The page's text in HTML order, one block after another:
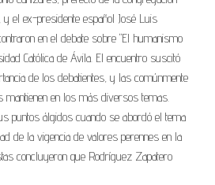
y el ex-presidente español José Luis
en el debate sobre "El humanismo
Católica de Ávila. El encuentro suscitó
de los debatientes, y las comúnmente
mantienen en los más diversos temas.
puntos álgidos cuando se abordó el tema
de la vigencia de valores perennes en la
concluyeron que Rodríguez Zapatero